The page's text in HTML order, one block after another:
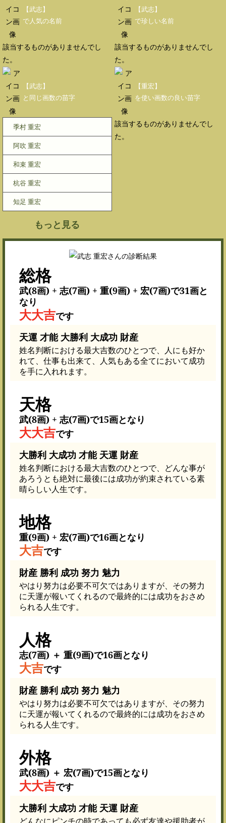
【武志】
で人気の名前
該当するものがありませんでし
た。
【武志】
で珍しい名前
該当するものがありませんでし
た。
【武志】
と同じ画数の苗字
季村 重宏
阿吹 重宏
和束 重宏
杭谷 重宏
知足 重宏
もっと見る
【重宏】
を使い画数の良い苗字
該当するものがありませんでし
た。
総格
武(8画) + 志(7画) + 重(9画) + 宏(7画)で31画と
なり
大大吉です
天運 才能 大勝利 大成功 財産
姓名判断における最大吉数のひとつで、人にも好か
れて、仕事も出来て、人気もある全てにおいて成功
を手に入れれます。
天格
武(8画) + 志(7画)で15画となり
大大吉です
大勝利 大成功 才能 天運 財産
姓名判断における最大吉数のひとつで、どんな事が
あろうとも絶対に最後には成功が約束されている素
晴らしい人生です。
地格
重(9画) + 宏(7画)で16画となり
大吉です
財産 勝利 成功 努力 魅力
やはり努力は必要不可欠ではありますが、その努力
に天運が報いてくれるので最終的には成功をおさめ
られる人生です。
人格
志(7画) ＋ 重(9画)で16画となり
大吉です
財産 勝利 成功 努力 魅力
やはり努力は必要不可欠ではありますが、その努力
に天運が報いてくれるので最終的には成功をおさめ
られる人生です。
外格
武(8画) ＋ 宏(7画)で15画となり
大大吉です
大勝利 大成功 才能 天運 財産